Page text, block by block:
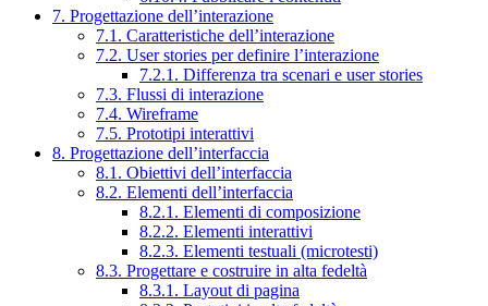
7. Progettazione dell’interazione
7.1. Caratteristiche dell’interazione
7.2. User stories per definire l’interazione
7.2.1. Differenza tra scenari e user stories
7.3. Flussi di interazione
7.4. Wireframe
7.5. Prototipi interattivi
8. Progettazione dell’interfaccia
8.1. Obiettivi dell’interfaccia
8.2. Elementi dell’interfaccia
8.2.1. Elementi di composizione
8.2.2. Elementi interattivi
8.2.3. Elementi testuali (microtesti)
8.3. Progettare e costruire in alta fedeltà
8.3.1. Layout di pagina